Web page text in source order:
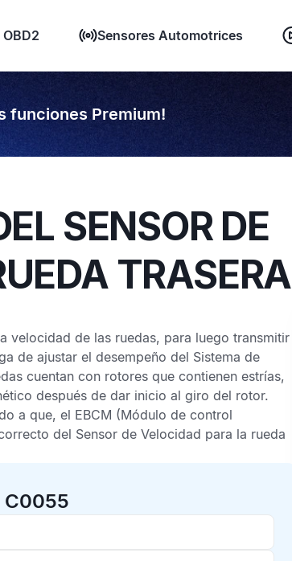
Sensores Automotrices
funciones Premium!
SENSOR DE
TRASERA
velocidad de las ruedas, para luego transmitir
de ajustar el desempeño del Sistema de
cuentan con rotores que contienen estrías,
después de dar inicio al giro del rotor.
a que, el EBCM (Módulo de control
del Sensor de Velocidad para la rueda
C0055